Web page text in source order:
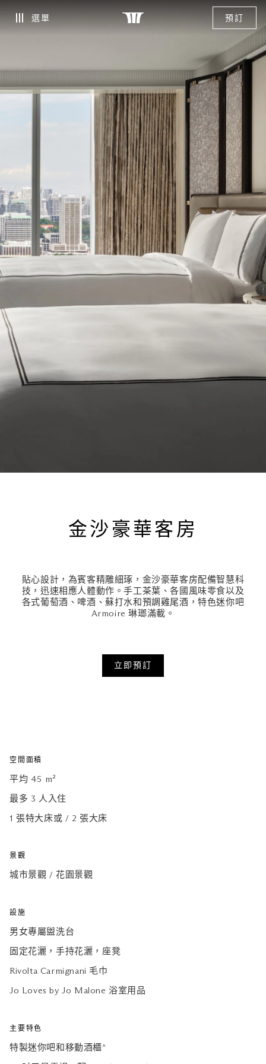
選單 預訂
金沙豪華客房
貼心設計，為賓客精雕細琢，金沙豪華客房配備智慧科
技，迅速相應人體動作。手工茶葉、各國風味零食以及
各式葡萄酒、啤酒、蘇打水和預調雞尾酒，特色迷你吧
Armoire 琳瑯滿載。
立即預訂
空間面積
平均 45 m²
最多 3 人入住
1 張特大床或 / 2 張大床
景觀
城市景觀 / 花園景觀
設施
男女專屬盥洗台
固定花灑，手持花灑，座凳
Rivolta Carmignani 毛巾
Jo Loves by Jo Malone 浴室用品
主要特色
特製迷你吧和移動酒櫃^